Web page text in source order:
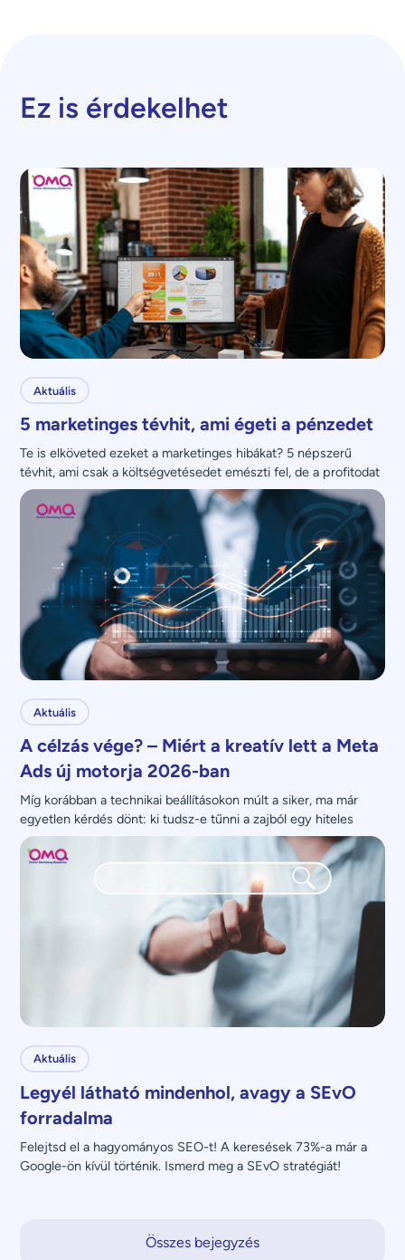
Ez is érdekelhet
Aktuális
5 marketinges tévhit, ami égeti a pénzedet
Te is elköveted ezeket a marketinges hibákat? 5 népszerű
tévhit, ami csak a költségvetésedet emészti fel, de a profitodat
nem növeli.
Aktuális
A célzás vége? – Miért a kreatív lett a Meta
Ads új motorja 2026-ban
Míg korábban a technikai beállításokon múlt a siker, ma már
egyetlen kérdés dönt: ki tudsz-e tűnni a zajból egy hiteles
üzenettel?
Aktuális
Legyél látható mindenhol, avagy a SEvO
forradalma
Felejtsd el a hagyományos SEO-t! A keresések 73%-a már a
Google-ön kívül történik. Ismerd meg a SEvO stratégiát!
Összes bejegyzés